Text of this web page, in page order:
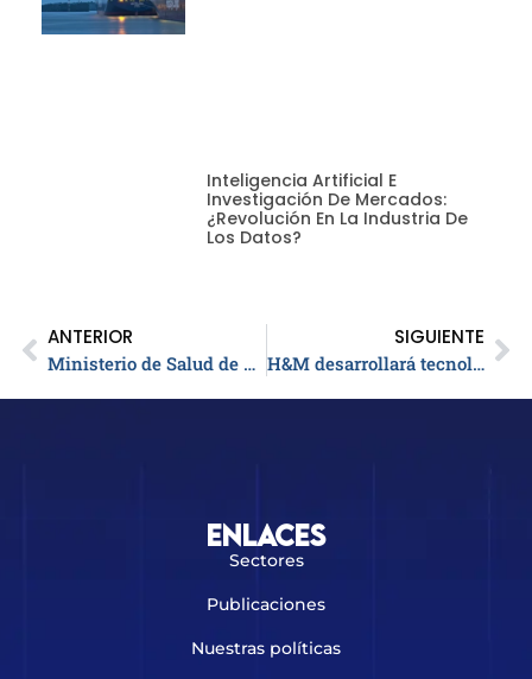
Inteligencia Artificial E
Investigación De Mercados:
¿revolución En La Industria De
Los Datos?
ANTERIOR
Ministerio de Salud de Colombia ratifica al Glivec como medicamento de interés publico
SIGUIENTE
H&M desarrollará tecnología para reciclar productos textiles
Enlaces
Sectores
Publicaciones
Nuestras políticas